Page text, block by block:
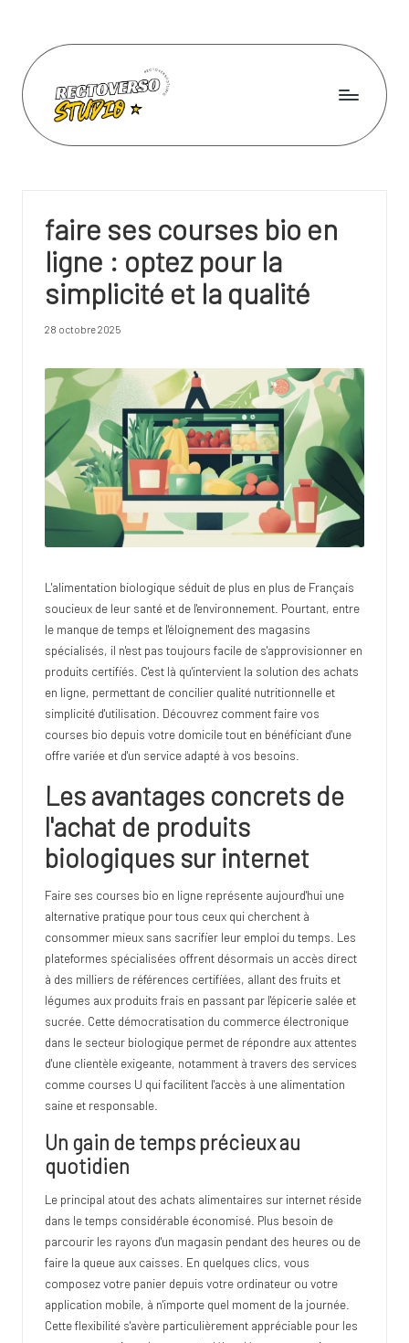
content
R
t
o
v
e
r
s
o
s
t
u
d
i
o
faire ses courses bio en
ligne : optez pour la
simplicité et la qualité
28 octobre 2025
L'alimentation biologique séduit de plus en plus de Français
soucieux de leur santé et de l'environnement. Pourtant, entre
le manque de temps et l'éloignement des magasins
spécialisés, il n'est pas toujours facile de s'approvisionner en
produits certifiés. C'est là qu'intervient la solution des achats
en ligne, permettant de concilier qualité nutritionnelle et
simplicité d'utilisation. Découvrez comment faire vos
courses bio depuis votre domicile tout en bénéficiant d'une
offre variée et d'un service adapté à vos besoins.
Les avantages concrets de
l'achat de produits
biologiques sur internet
Faire ses courses bio en ligne représente aujourd'hui une
alternative pratique pour tous ceux qui cherchent à
consommer mieux sans sacrifier leur emploi du temps. Les
plateformes spécialisées offrent désormais un accès direct
à des milliers de références certifiées, allant des fruits et
légumes aux produits frais en passant par l'épicerie salée et
sucrée. Cette démocratisation du commerce électronique
dans le secteur biologique permet de répondre aux attentes
d'une clientèle exigeante, notamment à travers des services
comme courses U qui facilitent l'accès à une alimentation
saine et responsable.
Un gain de temps précieux au
quotidien
Le principal atout des achats alimentaires sur internet réside
dans le temps considérable économisé. Plus besoin de
parcourir les rayons d'un magasin pendant des heures ou de
faire la queue aux caisses. En quelques clics, vous
composez votre panier depuis votre ordinateur ou votre
application mobile, à n'importe quel moment de la journée.
Cette flexibilité s'avère particulièrement appréciable pour les